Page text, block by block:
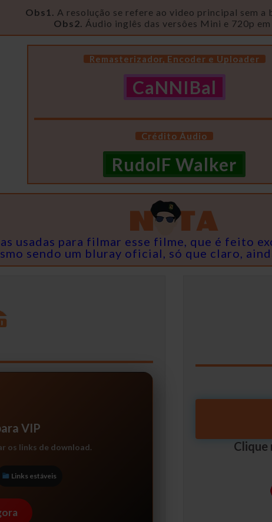
Obs1. A resolução se refere ao video principal sem a
Obs2. Áudio inglês das versôes Mini e 720p em
Remasterizador, Encoder e Uploader
CaNNIBal
Crédito Áudio
RudolF Walker
usadas para filmar esse filme, que é feito
sendo um bluray oficial, só que claro,
VIP
os links de download.
Links estáveis
Clique